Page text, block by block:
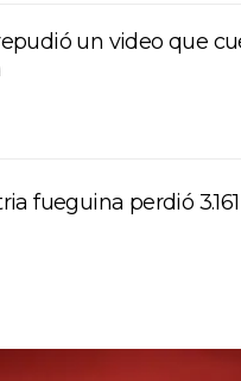
un video que
fueguina perdió